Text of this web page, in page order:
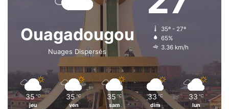
Ouagadougou
Nuages Dispersés
35º - 27º
65%
3.36 km/h
35 ℃
jeu
35 ℃
ven
35 ℃
sam
33 ℃
dim
33 ℃
lun